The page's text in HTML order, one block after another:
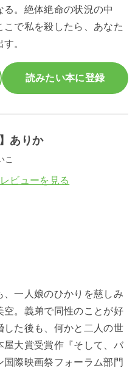
。絶体絶命の状況の中
で私を殺したら、あなた
。
読みたい本に登録
ありか
こ
ビューを見る
一人娘のひかりを慈しみ
。義弟で同性のことが好
した後も、何かと二人の世
大賞受賞作『そして、バ
国際映画祭フォーラム部門